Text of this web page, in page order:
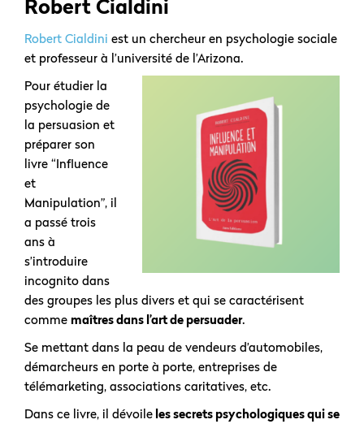
Robert Cialdini
Robert Cialdini est un chercheur en psychologie sociale
et professeur à l’université de l’Arizona.
Pour étudier la
psychologie de
la persuasion et
préparer son
livre “Influence
et
Manipulation”, il
a passé trois
ans à
s’introduire
incognito dans
des groupes les plus divers et qui se caractérisent
comme maîtres dans l’art de persuader.
Se mettant dans la peau de vendeurs d’automobiles,
démarcheurs en porte à porte, entreprises de
télémarketing, associations caritatives, etc.
Dans ce livre, il dévoile les secrets psychologiques qui se